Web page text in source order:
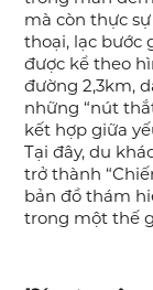
mà còn thực
thoại, lạc bước
được kể theo
đường 2,3km,
những “nút
kết hợp giữa
Tại đây, du
trở thành
bản đồ thám
trong một thế